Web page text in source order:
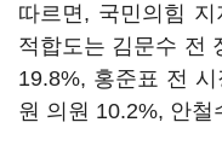
따르면, 국민의힘
적합도는 김문수 전
19.8%, 홍준표 전
원 의원 10.2%, 안